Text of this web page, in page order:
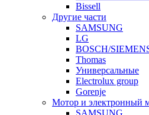
Bissell
Другие части
SAMSUNG
LG
BOSCH/
Thomas
Универсальные
Electrolux group
Gorenje
Мотор и электронный
SAMSUNG